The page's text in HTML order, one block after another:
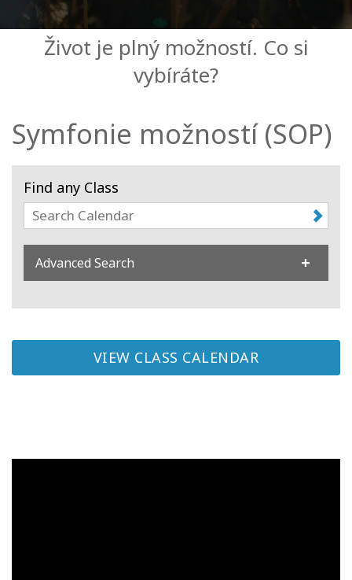
Access
Bars
Kurzy
Facilitators
Shop
More
Život je plný možností. Co si
vybíráte?
Symfonie možností (SOP)
Find any Class
Advanced Search
VIEW CLASS CALENDAR